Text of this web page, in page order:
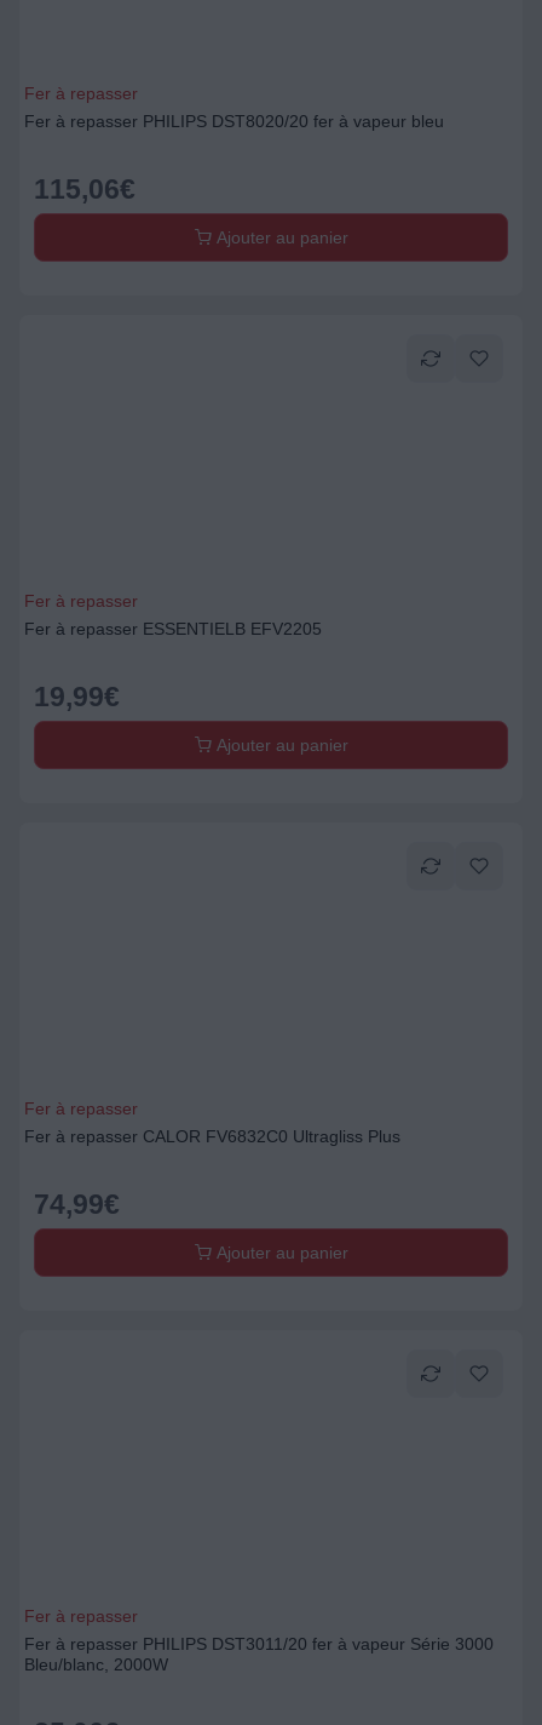
Fer à repasser
Fer à repasser PHILIPS DST8020/20 fer à vapeur bleu
115,06€
Ajouter au panier
Fer à repasser
Fer à repasser ESSENTIELB EFV2205
19,99€
Ajouter au panier
Fer à repasser
Fer à repasser CALOR FV6832C0 Ultragliss Plus
74,99€
Ajouter au panier
Fer à repasser
Fer à repasser PHILIPS DST3011/20 fer à vapeur Série 3000
Bleu/blanc, 2000W